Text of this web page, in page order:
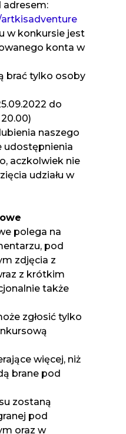
adresem:
w konkursie jest
konta w
brać tylko osoby
do
naszego
udostępnienia
aczkolwiek nie
udziału w
polega na
pod
zdjęcia z
z krótkim
także
zgłosić tylko
więcej, niż
brane pod
zostaną
pod
oraz w